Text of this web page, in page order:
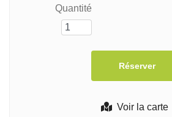
Voir la carte
Quantité